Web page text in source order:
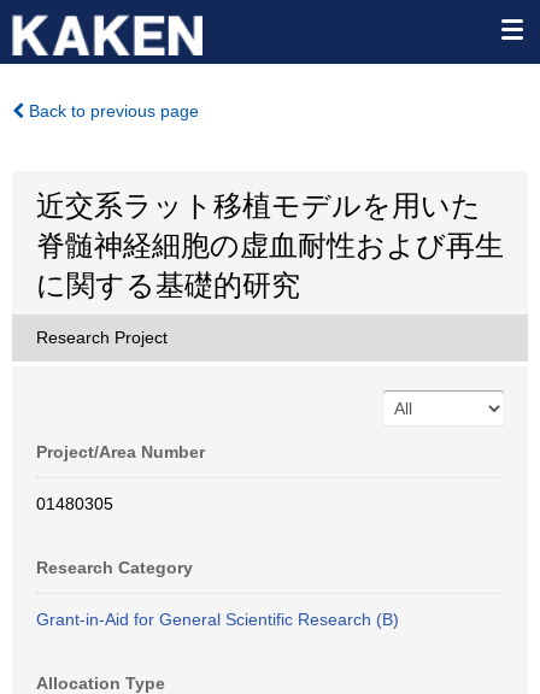
Back to previous page
近交系ラット移植モデルを用いた
脊髄神経細胞の虚血耐性および再生
に関する基礎的研究
Research Project
Project/Area Number
01480305
Research Category
Grant-in-Aid for General Scientific Research (B)
Allocation Type